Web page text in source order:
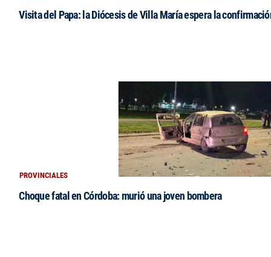
Visita del Papa: la Diócesis de Villa María espera la
PROVINCIALES
Choque fatal en Córdoba: murió una joven bombera